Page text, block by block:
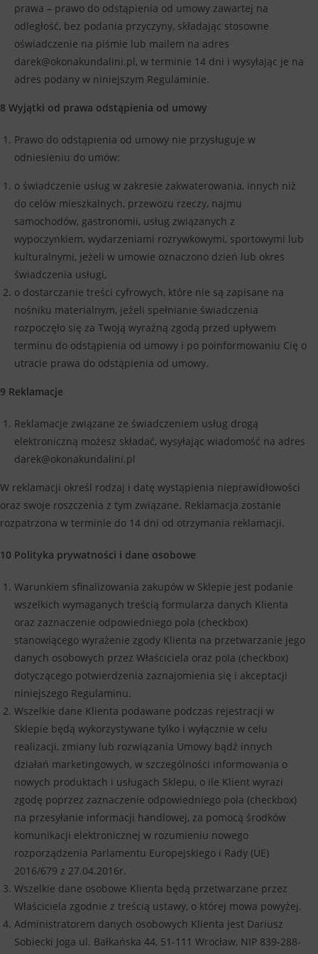
prawa – prawo do odstąpienia od umowy zawartej na
odległość, bez podania przyczyny, składając stosowne
oświadczenie na piśmie lub mailem na adres
darek@okonakundalini.pl, w terminie 14 dni i wysyłając je na
adres podany w niniejszym Regulaminie.
8 Wyjątki od prawa odstąpienia od umowy
Prawo do odstąpienia od umowy nie przysługuje w
odniesieniu do umów:
o świadczenie usług w zakresie zakwaterowania, innych niż
do celów mieszkalnych, przewozu rzeczy, najmu
samochodów, gastronomii, usług związanych z
wypoczynkiem, wydarzeniami rozrywkowymi, sportowymi lub
kulturalnymi, jeżeli w umowie oznaczono dzień lub okres
świadczenia usługi,
o dostarczanie treści cyfrowych, które nie są zapisane na
nośniku materialnym, jeżeli spełnianie świadczenia
rozpoczęło się za Twoją wyraźną zgodą przed upływem
terminu do odstąpienia od umowy i po poinformowaniu Cię o
utracie prawa do odstąpienia od umowy.
9 Reklamacje
Reklamacje związane ze świadczeniem usług drogą
elektroniczną możesz składać, wysyłając wiadomość na adres
darek@okonakundalini.pl
W reklamacji określ rodzaj i datę wystąpienia nieprawidłowości
oraz swoje roszczenia z tym związane. Reklamacja zostanie
rozpatrzona w terminie do 14 dni od otrzymania reklamacji.
10 Polityka prywatności i dane osobowe
Warunkiem sfinalizowania zakupów w Sklepie jest podanie
wszelkich wymaganych treścią formularza danych Klienta
oraz zaznaczenie odpowiedniego pola (checkbox)
stanowiącego wyrażenie zgody Klienta na przetwarzanie jego
danych osobowych przez Właściciela oraz pola (checkbox)
dotyczącego potwierdzenia zaznajomienia się i akceptacji
niniejszego Regulaminu.
Wszelkie dane Klienta podawane podczas rejestracji w
Sklepie będą wykorzystywane tylko i wyłącznie w celu
realizacji, zmiany lub rozwiązania Umowy bądź innych
działań marketingowych, w szczególności informowania o
nowych produktach i usługach Sklepu, o ile Klient wyrazi
zgodę poprzez zaznaczenie odpowiedniego pola (checkbox)
na przesyłanie informacji handlowej, za pomocą środków
komunikacji elektronicznej w rozumieniu nowego
rozporządzenia Parlamentu Europejskiego i Rady (UE)
2016/679 z 27.04.2016r.
Wszelkie dane osobowe Klienta będą przetwarzane przez
Właściciela zgodnie z treścią ustawy, o której mowa powyżej.
Administratorem danych osobowych Klienta jest Dariusz
Sobiecki Joga ul. Bałkańska 44, 51-111 Wrocław, NIP 839-288-